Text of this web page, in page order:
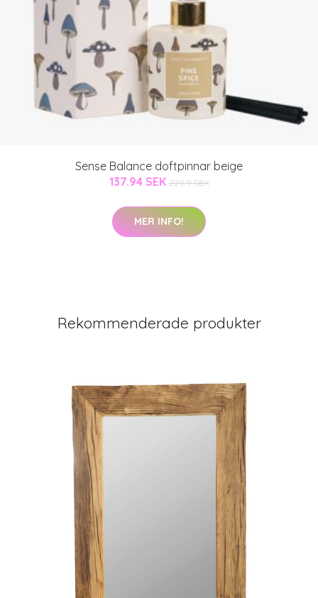
Sense Balance doftpinnar beige
137.94 SEK 229.9 SEK
MER INFO!
Rekommenderade produkter